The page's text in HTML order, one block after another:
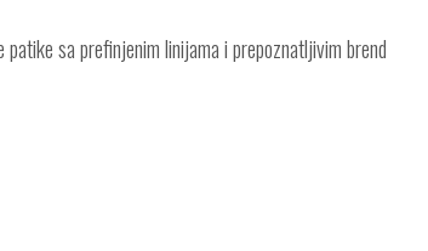
sa prefinjenim linijama i prepoznatljivim brend